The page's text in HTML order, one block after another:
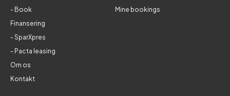
- Book
Finansering
- SparXpres
- Pacta leasing
Om os
Kontakt
Mine bookings